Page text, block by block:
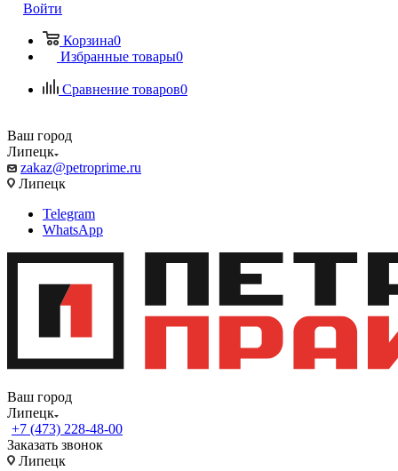
Войти
Корзина0
Избранные товары0
Сравнение товаров0
Ваш город
Липецк
zakaz@petroprime.ru
Липецк
Telegram
WhatsApp
Ваш город
Липецк
+7 (473) 228-48-00
Заказать звонок
Липецк